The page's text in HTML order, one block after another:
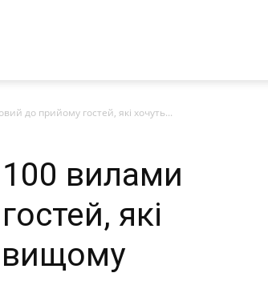
до прийому гостей, які хочуть...
100 вилами
які
вищому